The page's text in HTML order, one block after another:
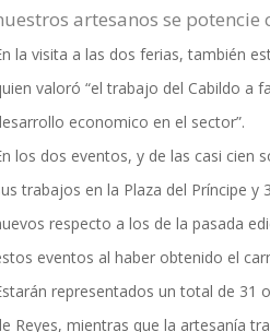
artesanos se potencie
la visita a las dos ferias, también
valoró “el trabajo del Cabildo a
economico en el sector”.
los dos eventos, y de las casi cien
trabajos en la Plaza del Príncipe
respecto a los de la pasada
eventos al haber obtenido el
representados un total de 31
Reyes, mientras que la artesanía